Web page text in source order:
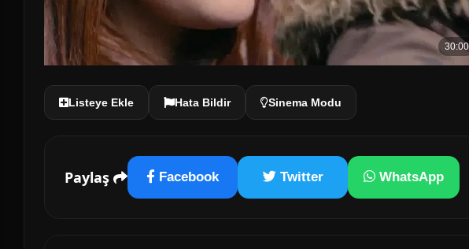
Listeye Ekle Hata Bildir Sinema Modu
Paylaş Facebook Twitter WhatsApp